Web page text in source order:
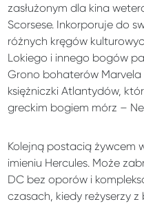
zasłużonym dla kina
Scorsese. Inkorporuje do
różnych kręgów
Lokiego i innego bogów
Grono bohaterów
księżniczki Atlantydów,
greckim bogiem mórz –
Kolejną postacią żywcem
imieniu Hercules. Może
DC bez oporów i
czasach, kiedy reżyserzy